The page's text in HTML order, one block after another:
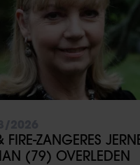
FIRE-ZANGERES
(79) OVERLEDEN